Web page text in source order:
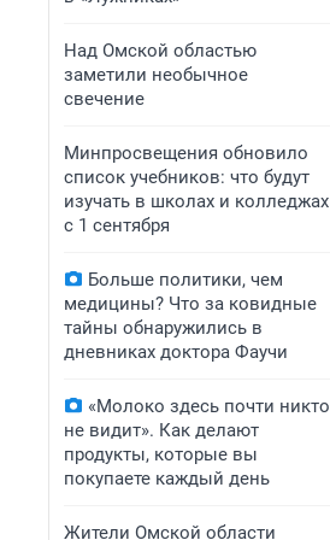
Над Омской областью
заметили необычное
свечение
Минпросвещения обновило
список учебников: что будут
изучать в школах и колледжах
с 1 сентября
Больше политики, чем
медицины? Что за ковидные
тайны обнаружились в
дневниках доктора Фаучи
«Молоко здесь почти никто
не видит». Как делают
продукты, которые вы
покупаете каждый день
Жители Омской области